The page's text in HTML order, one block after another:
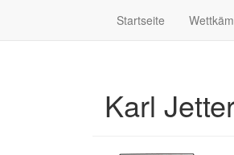
Startseite
Karl